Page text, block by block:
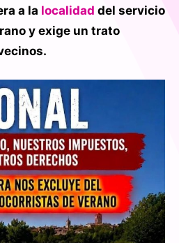
a la localidad del servicio
y exige un trato